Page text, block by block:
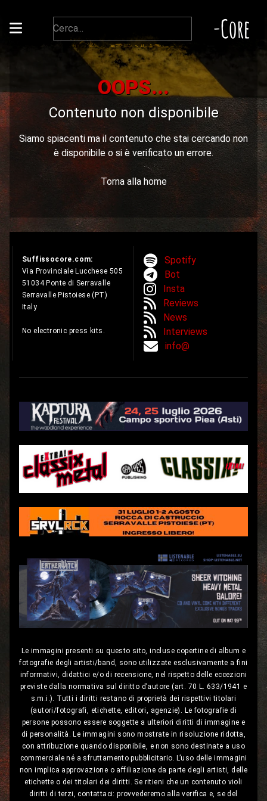
-Core
OOPS...
Contenuto non disponibile
Siamo spiacenti ma il contenuto che stai cercando non
è disponibile o si è verificato un errore.
Torna alla home
Suffissocore.com:
Via Provinciale Lucchese 505
51034 Ponte di Serravalle
Serravalle Pistoiese (PT)
Italy
No electronic press kits.
Spotify
Bot
Insta
Reviews
News
Interviews
info@
Le immagini presenti su questo sito, incluse copertine di album e
fotografie degli artisti/band, sono utilizzate esclusivamente a fini
informativi, didattici e/o di recensione, nel rispetto delle eccezioni
previste dalla normativa sul diritto d’autore (art. 70 L. 633/1941 e
s.m.i.). Tutti i diritti restano di proprietà dei rispettivi titolari
(autori/fotografi, etichette, editori, agenzie). Le fotografie di
persone possono essere soggette a ulteriori diritti di immagine e
di personalità. Le immagini sono mostrate in risoluzione ridotta,
con attribuzione quando disponibile, e non sono destinate a uso
commerciale né a sfruttamento pubblicitario. L’uso delle immagini
non implica approvazione o affiliazione da parte degli artisti, delle
etichette o dei titolari dei diritti. Se ritieni che un contenuto violi
diritti di terzi, contattaci: provvederemo alla verifica e, se del